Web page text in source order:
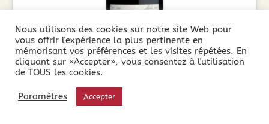
Cuvée Secrète Cabernet-Merlot 2025 Sans
Sulfites (75cl)
Nous utilisons des cookies sur notre site Web pour
vous offrir l'expérience la plus pertinente en
mémorisant vos préférences et les visites répétées. En
cliquant sur «Accepter», vous consentez à l'utilisation
de TOUS les cookies.
Paramètres Accepter